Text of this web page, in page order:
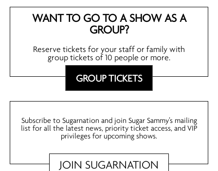
WANT TO GO TO A SHOW AS A
GROUP?
Reserve tickets for your staff or family with
group tickets of 10 people or more.
GROUP TICKETS
Subscribe to Sugarnation and join Sugar Sammy’s mailing
list for all the latest news, priority ticket access, and VIP
privileges for upcoming shows.
JOIN SUGARNATION